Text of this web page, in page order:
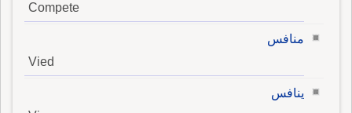
Compete
منافس
Vied
ينافس